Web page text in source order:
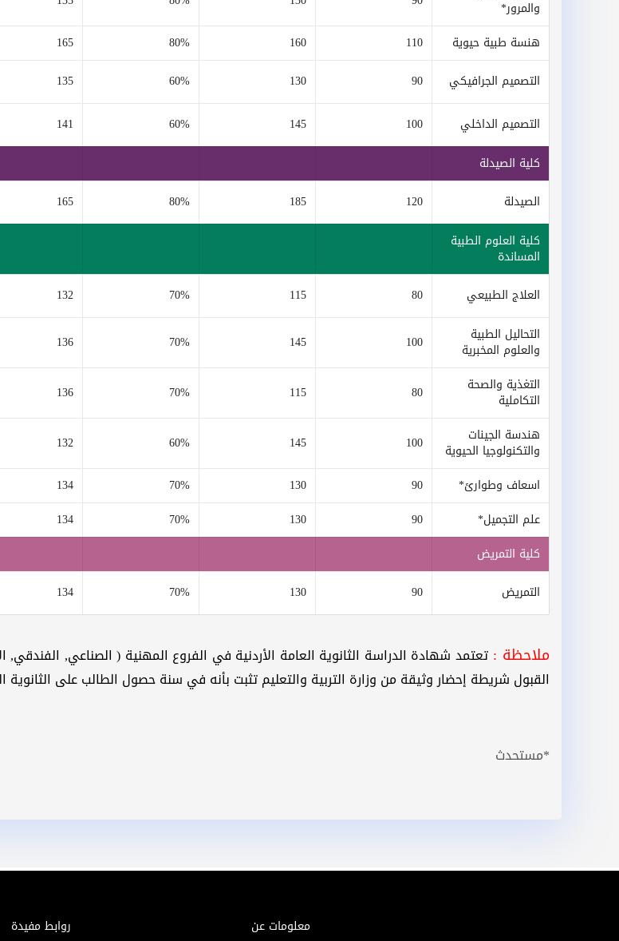
والمرور*
هنسة طبية حيوية
110
160
80%
165
التصميم الجرافيكي
90
130
60%
135
التصميم الداخلي
100
145
60%
141
كلية الصيدلة
الصيدلة
120
185
80%
165
كلية العلوم الطبية
المساندة
العلاج الطبيعي
80
115
70%
132
التحاليل الطبية
والعلوم المخبرية 100
145
70%
136
التغذية والصحة
التكاملية 80
115
70%
136
هندسة الجينات
والتكنولوجيا الحيوية 100
145
60%
132
اسعاف وطوارئ*
90
130
70%
134
علم التجميل*
90
130
70%
134
كلية التمريض
التمريض
90
130
70%
134
ملاحظة :تعتمد شهادة الدراسة الثانوية العامة الأردنية في الفروع المهنية ( الصناعي,
القبول شريطة إحضار وثيقة من وزارة التربية والتعليم تثبت بأنه في سنة حصول الطالب على
*مستحدث
معلومات عن
روابط مفيدة